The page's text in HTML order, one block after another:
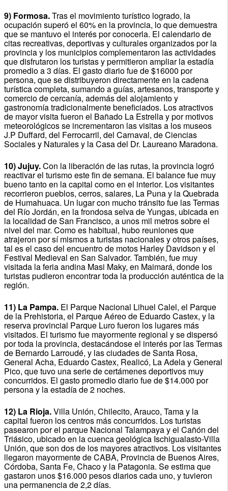
9) Formosa.Tras el movimiento turístico logrado, la
ocupación superó el 60% en la provincia, lo que demuestra
que se mantuvo el interés por conocerla. El calendario de
citas recreativas, deportivas y culturales organizados por la
provincia y los municipios complementaron las actividades
que disfrutaron los turistas y permitieron ampliar la estadía
promedio a 3 días. El gasto diario fue de $16000 por
persona, que se distribuyeron directamente en la cadena
turística completa, sumando a guías, artesanos, transporte y
comercio de cercanía, además del alojamiento y
gastronomía tradicionalmente beneficiados. Los atractivos
de mayor visita fueron el Bañado La Estrella y por motivos
meteorológicos se incrementaron las visitas a los museos
J.P Duffard, del Ferrocarril, del Carnaval, de Ciencias
Sociales y Naturales y la Casa del Dr. Laureano Maradona.
10) Jujuy.Con la liberación de las rutas, la provincia logró
reactivar el turismo este fin de semana. El balance fue muy
bueno tanto en la capital como en el interior. Los visitantes
recorrieron pueblos, cerros, salares, La Puna y la Quebrada
de Humahuaca. Un lugar con mucho tránsito fue las Termas
del Río Jordán, en la frondosa selva de Yungas, ubicada en
la localidad de San Francisco, a unos mil metros sobre el
nivel del mar. Como es habitual, hubo reuniones que
atrajeron por sí mismos a turistas nacionales y otros países,
tal es el caso del encuentro de motos Harley Davidson y el
Festival Medieval en San Salvador. También, fue muy
visitada la feria andina Masi Maky, en Maimará, donde los
turistas pudieron encontrar toda la producción auténtica de la
región.
11) La Pampa.El Parque Nacional Lihuel Calel, el Parque
de la Prehistoria, el Parque Aéreo de Eduardo Castex, y la
reserva provincial Parque Luro fueron los lugares más
visitados. El turismo fue mayormente regional y se dispersó
por toda la provincia, destacándose el interés por las Termas
de Bernardo Larroudé, y las ciudades de Santa Rosa,
General Acha, Eduardo Castex, Realicó, La Adela y General
Pico, que tuvo una serie de certámenes deportivos muy
concurridos. El gasto promedio diario fue de $14.000 por
persona y la estadía de 2 noches.
12) La Rioja.Villa Unión, Chilecito, Arauco, Tama y la
capital fueron los centros más concurridos. Los turistas
pasearon por el parque Nacional Talampaya y el Cañón del
Triásico, ubicado en la cuenca geológica Ischigualasto-Villa
Unión, que son dos de los mayores atractivos. Los visitantes
llegaron mayormente de CABA, Provincia de Buenos Aires,
Córdoba, Santa Fe, Chaco y la Patagonia. Se estima que
gastaron unos $16.000 pesos diarios cada uno, y tuvieron
una permanencia de 2,2 días.